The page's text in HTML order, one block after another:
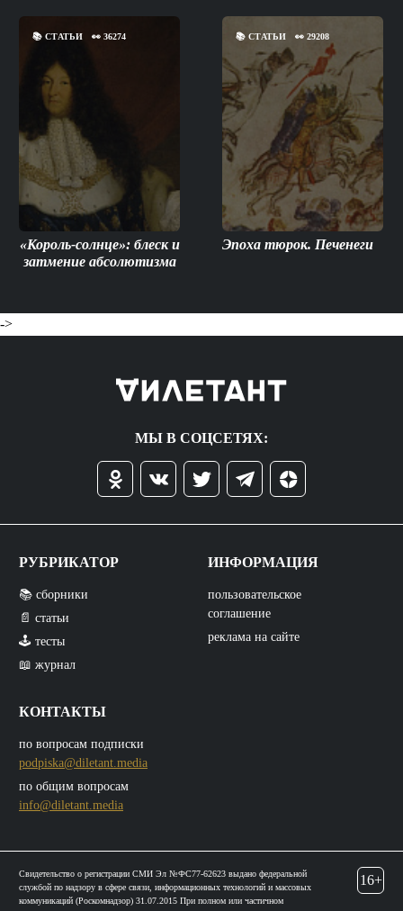
📚 СТАТЬИ 👀 36274
«Король-солнце»: блеск и
затмение абсолютизма
📚СТАТЬИ 👀29208
Эпоха тюрок. Печенеги
->
МЫ В СОЦСЕТЯХ:
РУБРИКАТОР
📚 сборники
📄 статьи
🕹️ тесты
📖 журнал
КОНТАКТЫ
по вопросам подписки
podpiska@diletant.media
по общим вопросам
info@diletant.media
ИНФОРМАЦИЯ
пользовательское
соглашение
реклама на сайте
Свидетельство о регистрации СМИ Эл №ФС77-62623 выдано федеральной
службой по надзору в сфере связи, информационных технологий и массовых
коммуникаций (Роскомнадзор) 31.07.2015 При полном или частичном
16+